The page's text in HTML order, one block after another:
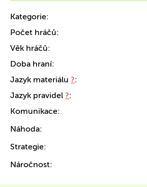
Kategorie:
Počet hráčů:
Věk hráčů:
Doba hraní:
Jazyk materiálu ?:
Jazyk pravidel ?:
Komunikace:
Náhoda:
Strategie:
Náročnost: